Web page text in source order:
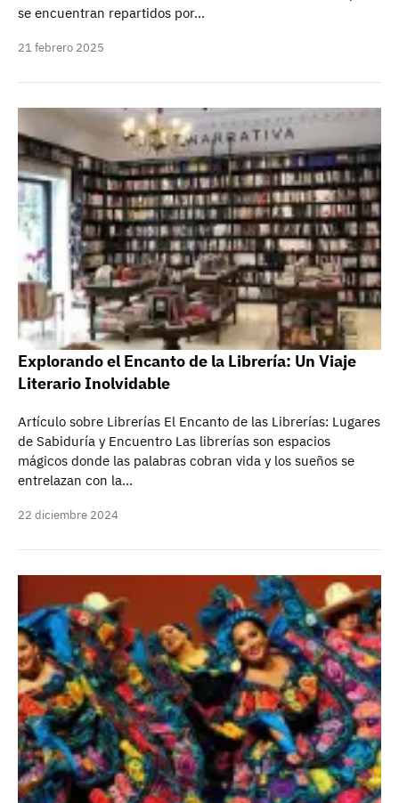
se encuentran repartidos por…
21 febrero 2025
Explorando el Encanto de la Librería: Un Viaje
Literario Inolvidable
Artículo sobre Librerías El Encanto de las Librerías: Lugares
de Sabiduría y Encuentro Las librerías son espacios
mágicos donde las palabras cobran vida y los sueños se
entrelazan con la…
22 diciembre 2024